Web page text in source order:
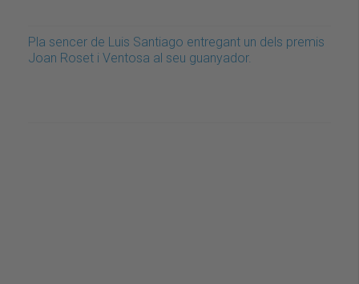
Pla sencer de Luis Santiago entregant un dels premis
Joan Roset i Ventosa al seu guanyador.